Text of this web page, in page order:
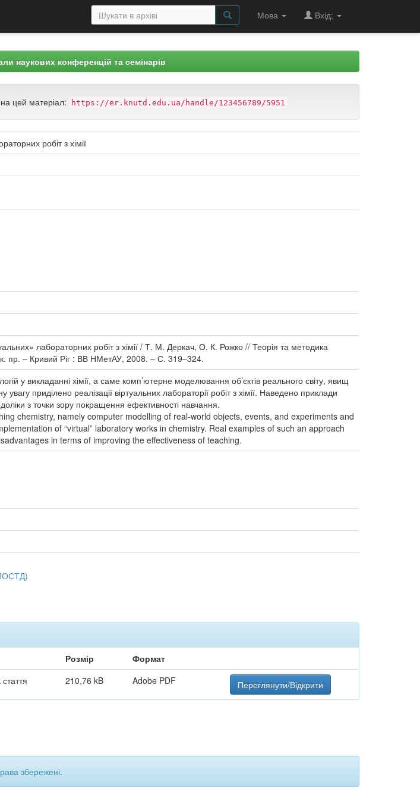
Мова Вхід:
наукових конференцій та семінарів
цей матеріал: https://er.knutd.edu.ua/handle/123456789/5951
робіт з хімії
лабораторних робіт з хімії / Т. М. Деркач, О. К. Рожко // Теорія та методика
пр. – Кривий Ріг : ВВ НМетАУ, 2008. – С. 319–324.
у викладанні хімії, а саме комп’ютерне моделювання об’єктів реального світу, явищ
приділено реалізації віртуальних лабораторії робіт з хімії. Наведено приклади
з точки зору покращення ефективності навчання.
chemistry, namely computer modelling of real-world objects, events, and experiments and
of “virtual” laboratory works in chemistry. Real examples of such an approach
in terms of improving the effectiveness of teaching.
Розмір
Формат
210,76 kB Adobe PDF Переглянути/Відкрити
збережені.